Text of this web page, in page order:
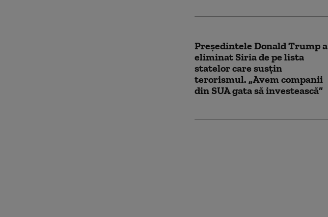
Preşedintele Donald Trump a
eliminat Siria de pe lista
statelor care susţin
terorismul. „Avem companii
din SUA gata să investească”